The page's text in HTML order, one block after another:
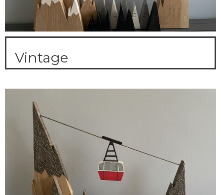
Vintage